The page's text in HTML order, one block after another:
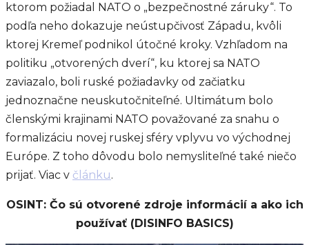
ktorom požiadal NATO o „bezpečnostné záruky“. To
podľa neho dokazuje neústupčivosť Západu, kvôli
ktorej Kremeľ podnikol útočné kroky. Vzhľadom na
politiku „otvorených dverí“, ku ktorej sa NATO
zaviazalo, boli ruské požiadavky od začiatku
jednoznačne neuskutočniteľné. Ultimátum bolo
členskými krajinami NATO považované za snahu o
formalizáciu novej ruskej sféry vplyvu vo východnej
Európe. Z toho dôvodu bolo nemysliteľné také niečo
prijať. Viac v článku.
OSINT: Čo sú otvorené zdroje informácií a ako ich
používať (DISINFO BASICS)